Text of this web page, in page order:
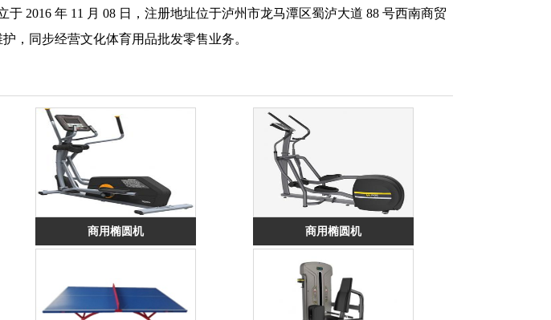
2016 年 11 月 08 日，注册地址位于泸州市龙马潭区蜀泸大道 88 号西南商贸
，同步经营文化体育用品批发零售业务。
商用椭圆机 商用椭圆机